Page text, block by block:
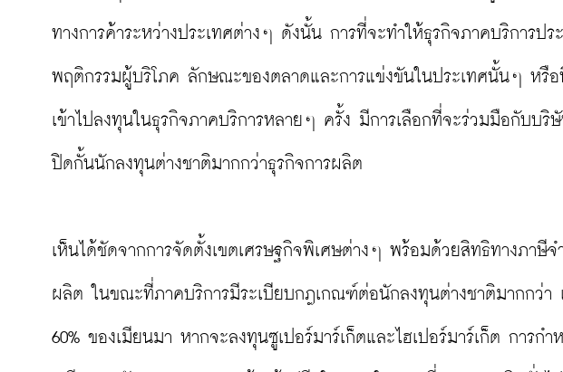
ทางการค้าระหว่างประเทศต่างๆ ดังนั้น การที่จะทำให้ธุรกิจภาคบริการปร
พฤติกรรมผู้บริโภค ลักษณะของตลาดและการแข่งขันในประเทศนั้นๆ หรือ
เข้าไปลงทุนในธุรกิจภาคบริการหลายๆ ครั้ง มีการเลือกที่จะร่วมมือกับบริ
ปิดกั้นนักลงทุนต่างชาติมากกว่าธุรกิจการผลิต
เห็นได้ชัดจากการจัดตั้งเขตเศรษฐกิจพิเศษต่างๆ พร้อมด้วยสิทธิทางภาษีจ
ผลิต ในขณะที่ภาคบริการมีระเบียบกฎเกณฑ์ต่อนักลงทุนต่างชาติมากกว่า
60% ของเมียนมา หากจะลงทุนซูเปอร์มาร์เก็ตและไฮเปอร์มาร์เก็ต การ